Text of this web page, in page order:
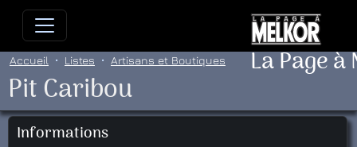
Allez directement au contenu
La Page
Accueil Listes Artisans et Boutiques
Pit Caribou
Informations